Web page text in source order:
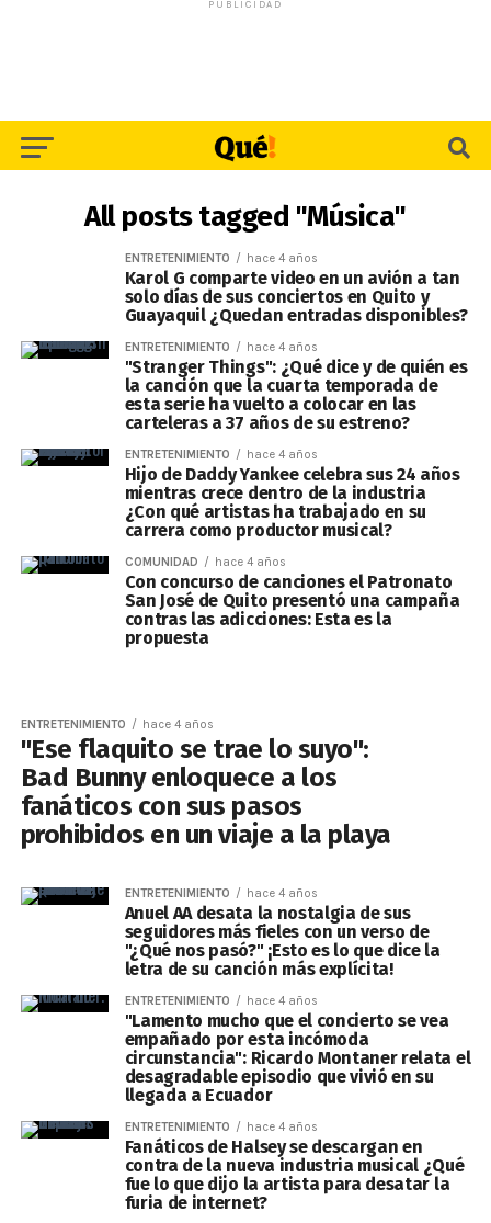
PUBLICIDAD
All posts tagged "Música"
ENTRETENIMIENTO hace 4 años
Karol G comparte video en un avión a tan
solo días de sus conciertos en Quito y
Guayaquil ¿Quedan entradas disponibles?
ENTRETENIMIENTO hace 4 años
"Stranger Things": ¿Qué dice y de quién es
la canción que la cuarta temporada de
esta serie ha vuelto a colocar en las
carteleras a 37 años de su estreno?
ENTRETENIMIENTO hace 4 años
Hijo de Daddy Yankee celebra sus 24 años
mientras crece dentro de la industria
¿Con qué artistas ha trabajado en su
carrera como productor musical?
COMUNIDAD hace 4 años
Con concurso de canciones el Patronato
San José de Quito presentó una campaña
contras las adicciones: Esta es la
propuesta
ENTRETENIMIENTO hace 4 años
"Ese flaquito se trae lo suyo":
Bad Bunny enloquece a los
fanáticos con sus pasos
prohibidos en un viaje a la playa
ENTRETENIMIENTO hace 4 años
Anuel AA desata la nostalgia de sus
seguidores más fieles con un verso de
"¿Qué nos pasó?" ¡Esto es lo que dice la
letra de su canción más explícita!
ENTRETENIMIENTO hace 4 años
"Lamento mucho que el concierto se vea
empañado por esta incómoda
circunstancia": Ricardo Montaner relata el
desagradable episodio que vivió en su
llegada a Ecuador
ENTRETENIMIENTO hace 4 años
Fanáticos de Halsey se descargan en
contra de la nueva industria musical ¿Qué
fue lo que dijo la artista para desatar la
furia de internet?